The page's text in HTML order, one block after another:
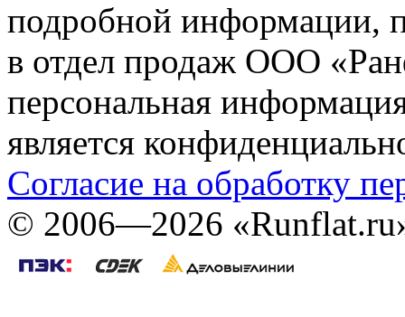
подробной информации,
в отдел продаж ООО
персональная
является
Согласие на обработку
© 2006—2026